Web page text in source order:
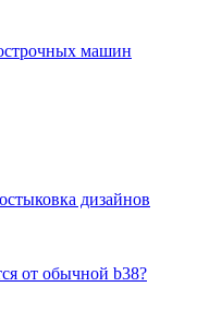
машин
дизайнов
от обычной b38?